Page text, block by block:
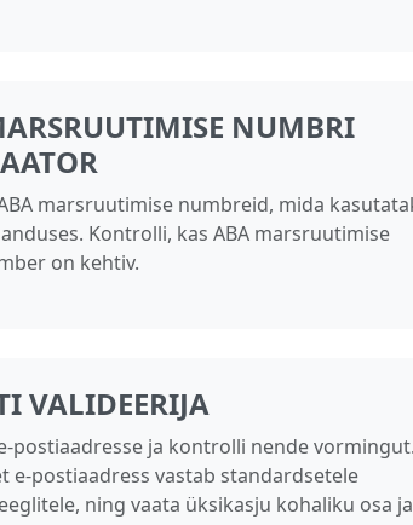
NUMBRI
marsruutimise numbreid, mida
Kontrolli, kas ABA marsruutimise
on kehtiv.
VALIDEERIJA
ja kontrolli nende vormingut.
e‑postiaadress vastab standardsetele
ning vaata üksikasju kohaliku osa ja